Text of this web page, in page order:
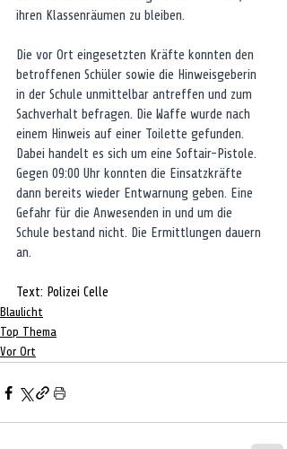
ihren Klassenräumen zu bleiben.
Die vor Ort eingesetzten Kräfte konnten den
betroffenen Schüler sowie die Hinweisgeberin
in der Schule unmittelbar antreffen und zum
Sachverhalt befragen. Die Waffe wurde nach
einem Hinweis auf einer Toilette gefunden.
Dabei handelt es sich um eine Softair-Pistole.
Gegen 09:00 Uhr konnten die Einsatzkräfte
dann bereits wieder Entwarnung geben. Eine
Gefahr für die Anwesenden in und um die
Schule bestand nicht. Die Ermittlungen dauern
an.
Text: Polizei Celle
Blaulicht
Top Thema
Vor Ort